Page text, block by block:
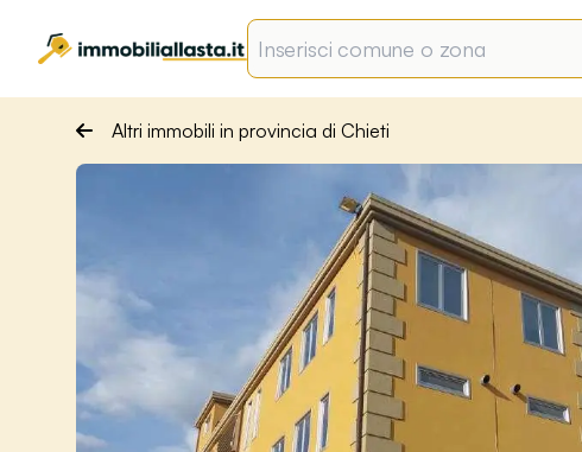
Altri immobili in provincia di Chieti